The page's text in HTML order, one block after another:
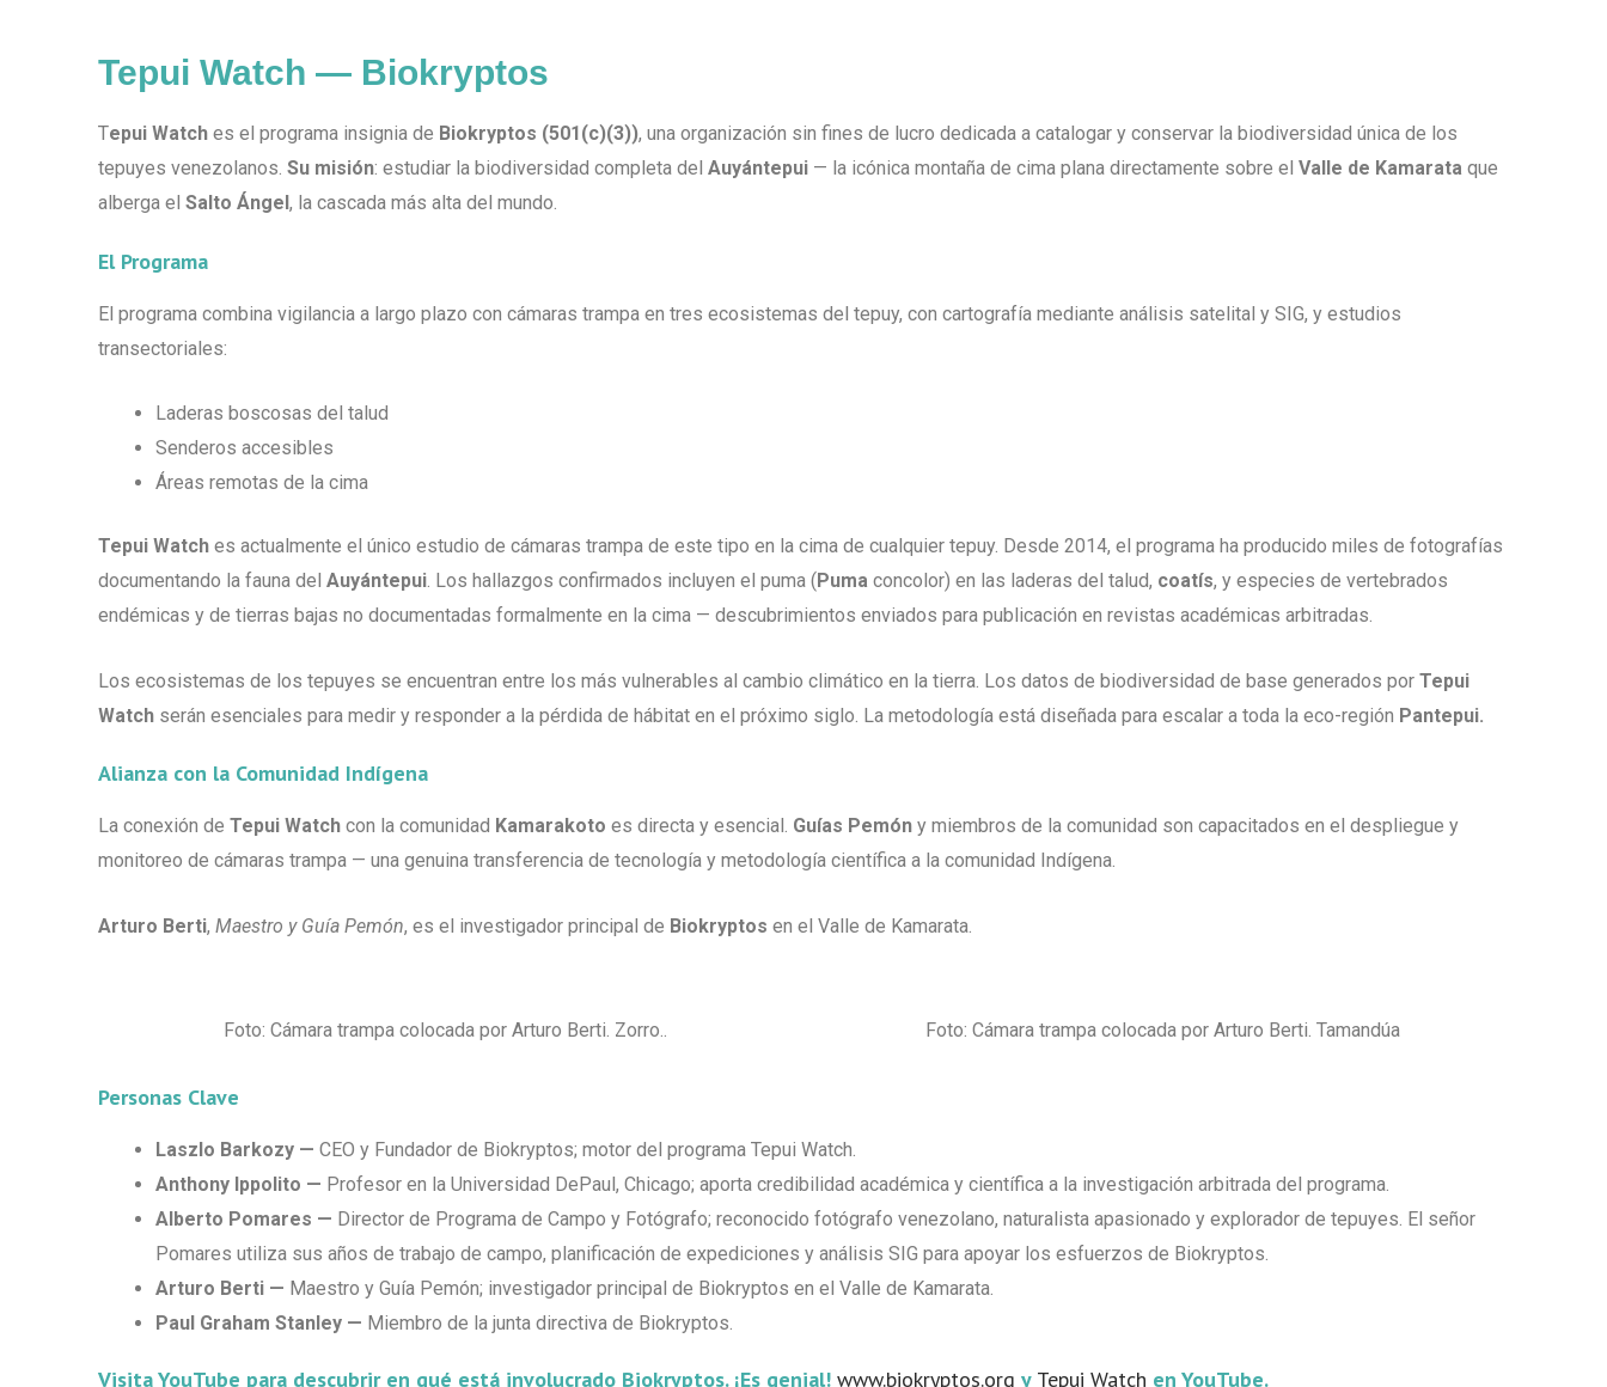
Tepui Watch — Biokryptos
Tepui Watch es el programa insignia de Biokryptos (501(c)(3)), una organización sin fines de lucro dedicada a catalogar y conservar la biodiversidad única de los
tepuyes venezolanos. Su misión: estudiar la biodiversidad completa del Auyántepui — la icónica montaña de cima plana directamente sobre el Valle de Kamarata que
alberga el Salto Ángel, la cascada más alta del mundo.
El Programa
El programa combina vigilancia a largo plazo con cámaras trampa en tres ecosistemas del tepuy, con cartografía mediante análisis satelital y SIG, y estudios
transectoriales:
Laderas boscosas del talud
Senderos accesibles
Áreas remotas de la cima
Tepui Watch es actualmente el único estudio de cámaras trampa de este tipo en la cima de cualquier tepuy. Desde 2014, el programa ha producido miles de fotografías
documentando la fauna del Auyántepui. Los hallazgos confirmados incluyen el puma ( Puma concolor) en las laderas del talud, coatís, y especies de vertebrados
endémicas y de tierras bajas no documentadas formalmente en la cima — descubrimientos enviados para publicación en revistas académicas arbitradas.
Los ecosistemas de los tepuyes se encuentran entre los más vulnerables al cambio climático en la tierra. Los datos de biodiversidad de base generados por Tepui
Watch serán esenciales para medir y responder a la pérdida de hábitat en el próximo siglo. La metodología está diseñada para escalar a toda la eco-región Pantepui.
Alianza con la Comunidad Indígena
La conexión de Tepui Watch con la comunidad Kamarakoto es directa y esencial. Guías Pemón y miembros de la comunidad son capacitados en el despliegue y
monitoreo de cámaras trampa — una genuina transferencia de tecnología y metodología científica a la comunidad Indígena.
Arturo Berti, Maestro y Guía Pemón, es el investigador principal de Biokryptos en el Valle de Kamarata.
Foto: Cámara trampa colocada por Arturo Berti. Zorro.. Foto: Cámara trampa colocada por Arturo Berti. Tamandúa
Personas Clave
Laszlo Barkozy — CEO y Fundador de Biokryptos; motor del programa Tepui Watch.
Anthony Ippolito — Profesor en la Universidad DePaul, Chicago; aporta credibilidad académica y científica a la investigación arbitrada del programa.
Alberto Pomares — Director de Programa de Campo y Fotógrafo; reconocido fotógrafo venezolano, naturalista apasionado y explorador de tepuyes. El señor
Pomares utiliza sus años de trabajo de campo, planificación de expediciones y análisis SIG para apoyar los esfuerzos de Biokryptos.
Arturo Berti — Maestro y Guía Pemón; investigador principal de Biokryptos en el Valle de Kamarata.
Paul Graham Stanley — Miembro de la junta directiva de Biokryptos.
Visita YouTube para descubrir en qué está involucrado Biokryptos. ¡Es genial! www.biokryptos.org y Tepui Watch en YouTube.